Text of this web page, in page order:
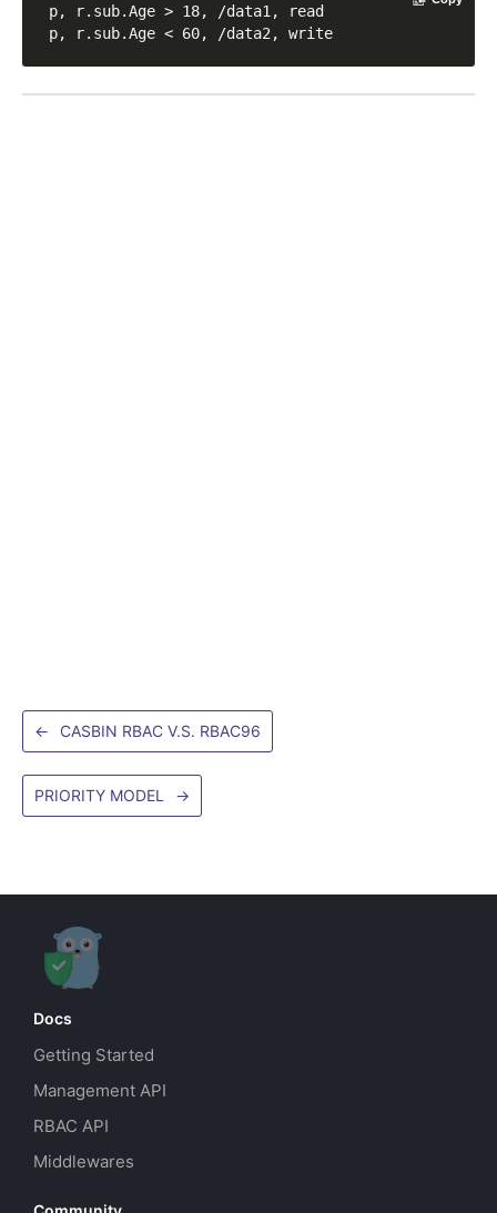
p, r.sub.Age > 18, /data1, read
p, r.sub.Age < 60, /data2, write
← CASBIN RBAC V.S. RBAC96
PRIORITY MODEL →
Docs
Getting Started
Management API
RBAC API
Middlewares